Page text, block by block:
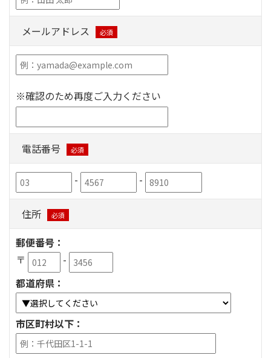
メールアドレス 必須
※確認のため再度ご入力ください
電話番号 必須
- -
住所 必須
郵便番号：
〒
-
都道府県：
市区町村以下：